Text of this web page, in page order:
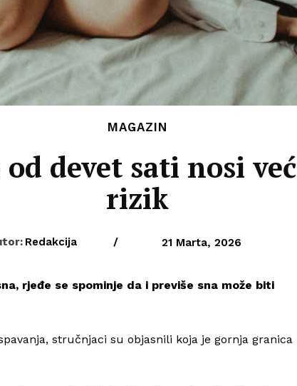
MAGAZIN
od devet sati nosi
rizik
Redakcija / 21 Marta, 2026
rjeđe se spominje da i previše sna može biti
stručnjaci su objasnili koja je gornja granica